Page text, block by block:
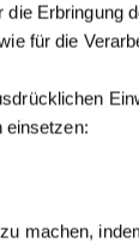
Erbringung
für die
einsetzen:
machen,